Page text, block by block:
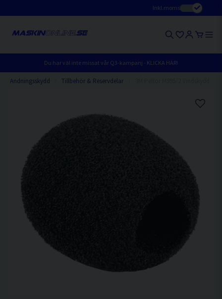
Inkl.moms
Du har väl inte missat vår Q3-kampanj - KLICKA HÄR!
Andningsskydd Tillbehör & Reservdelar